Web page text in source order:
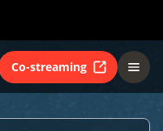
Co-streaming